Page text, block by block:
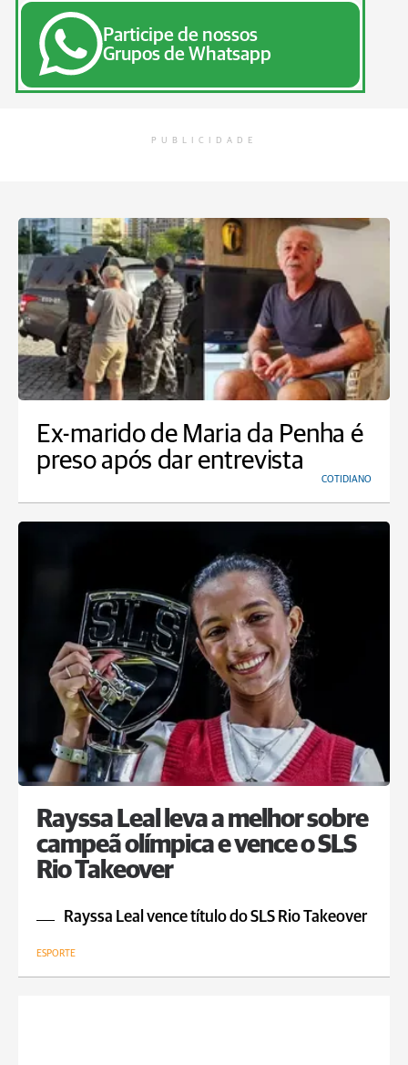
Participe de nossos
Grupos de Whatsapp
PUBLICIDADE
Ex-marido de Maria da Penha é
preso após dar entrevista
COTIDIANO
Rayssa Leal leva a melhor sobre
campeã olímpica e vence o SLS
Rio Takeover
Rayssa Leal vence título do SLS Rio Takeover
ESPORTE